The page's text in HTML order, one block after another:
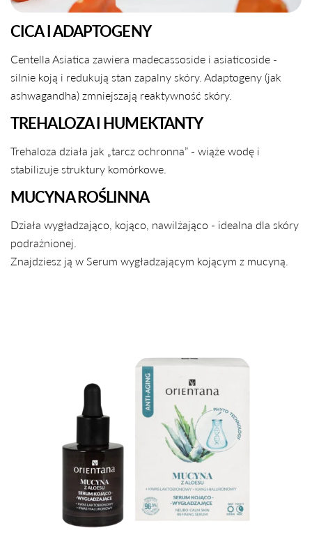
CICA I ADAPTOGENY
Centella Asiatica zawiera madecassoside i asiaticoside -
silnie koją i redukują stan zapalny skóry. Adaptogeny (jak
ashwagandha) zmniejszają reaktywność skóry.
TREHALOZA I HUMEKTANTY
Trehaloza działa jak „tarcz ochronna” - wiąże wodę i
stabilizuje struktury komórkowe.
MUCYNA ROŚLINNA
Działa wygładzająco, kojąco, nawilżająco - idealna dla skóry
podrażnionej.
Znajdziesz ją w Serum wygładzającym kojącym z mucyną.